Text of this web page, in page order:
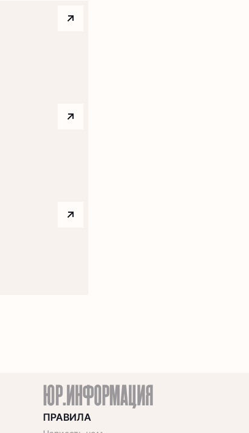
Arrow top right
Arrow top right
Arrow top right
ЮР.ИНФОРМАЦИЯ
ПРАВИЛА